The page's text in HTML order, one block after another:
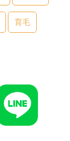
育毛